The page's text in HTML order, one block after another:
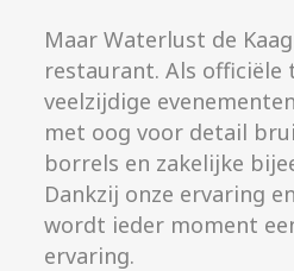
Maar Waterlust de
restaurant. Als officiële
veelzijdige
met oog voor detail
borrels en zakelijke
Dankzij onze ervaring
wordt ieder moment
ervaring.